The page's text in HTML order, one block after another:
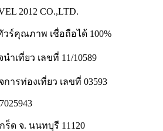
2012 CO.,LTD.
ร์คุณภาพ เชื่อถือได้ 100%
เที่ยว เลขที่ 11/10589
รท่องเที่ยว เลขที่ 03593
ร็ด จ. นนทบุรี 11120